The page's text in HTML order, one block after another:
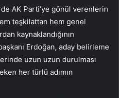
AK Parti’ye gönül verenlerin
teşkilattan hem genel
kaynaklandığının
Erdoğan, aday belirleme
uzun uzun durulması
her türlü adımın